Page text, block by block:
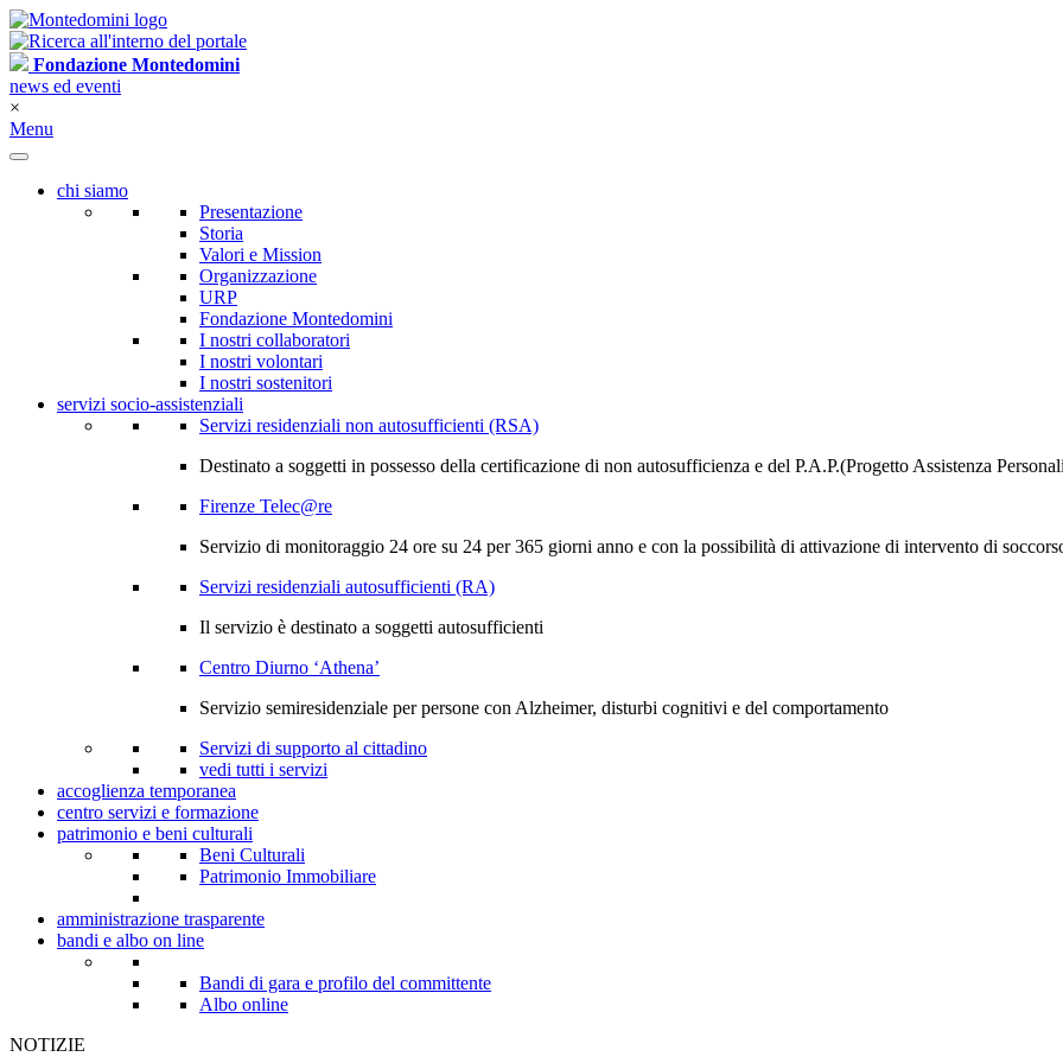
Fondazione Montedomini
news ed eventi
×
Menu
chi siamo
Presentazione
Storia
Valori e Mission
Organizzazione
URP
Fondazione Montedomini
I nostri collaboratori
I nostri volontari
I nostri sostenitori
servizi socio-assistenziali
Servizi residenziali non autosufficienti (RSA)
Destinato a soggetti in possesso della certificazione di non autosufficienza e del P.A.P.(Progetto Assistenza
Firenze Telec@re
Servizio di monitoraggio 24 ore su 24 per 365 giorni anno e con la possibilità di attivazione di intervento di
Servizi residenziali autosufficienti (RA)
Il servizio è destinato a soggetti autosufficienti
Centro Diurno ‘Athena’
Servizio semiresidenziale per persone con Alzheimer, disturbi cognitivi e del comportamento
Servizi di supporto al cittadino
vedi tutti i servizi
accoglienza temporanea
centro servizi e formazione
patrimonio e beni culturali
Beni Culturali
Patrimonio Immobiliare
amministrazione trasparente
bandi e albo on line
Bandi di gara e profilo del committente
Albo online
NOTIZIE